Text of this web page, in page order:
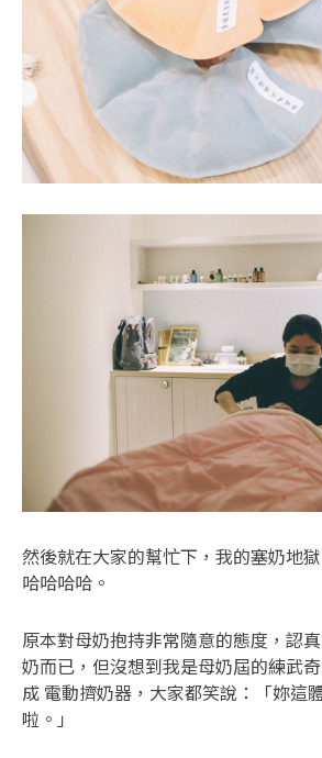
然後就在大家的幫忙下，我的塞奶地
哈哈哈哈。
原本對母奶抱持非常隨意的態度，認
奶而已，但沒想到我是母奶屆的練武
成 電動擠奶器，大家都笑說：「妳這
啦。」